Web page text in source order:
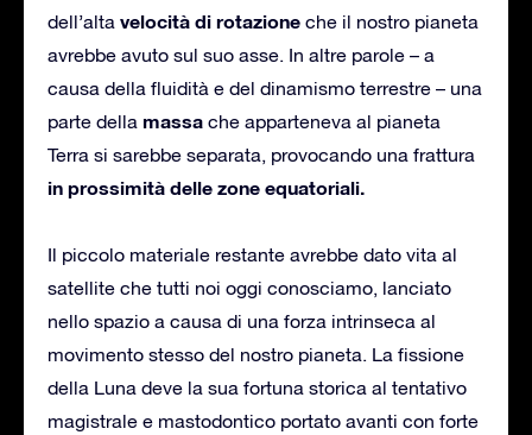
dell’alta velocità di rotazione che il nostro pianeta
avrebbe avuto sul suo asse. In altre parole – a
causa della fluidità e del dinamismo terrestre – una
parte della massa che apparteneva al pianeta
Terra si sarebbe separata, provocando una frattura
in prossimità delle zone equatoriali.
Il piccolo materiale restante avrebbe dato vita al
satellite che tutti noi oggi conosciamo, lanciato
nello spazio a causa di una forza intrinseca al
movimento stesso del nostro pianeta. La fissione
della Luna deve la sua fortuna storica al tentativo
magistrale e mastodontico portato avanti con forte